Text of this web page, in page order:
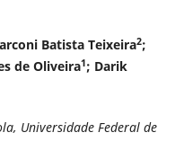
Batista Teixeira2;
de Oliveira1; Darik
Universidade Federal de